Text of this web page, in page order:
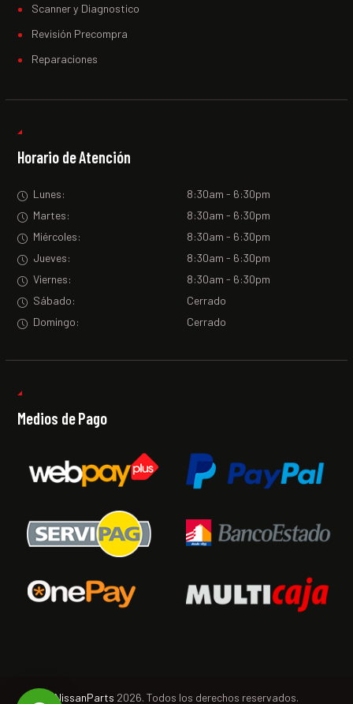
Scanner y Diagnostico
Revisión Precompra
Reparaciones
Horario de Atención
Lunes:
8:30am - 6:30pm
Martes:
8:30am - 6:30pm
Miércoles:
8:30am - 6:30pm
Jueves:
8:30am - 6:30pm
Viernes:
8:30am - 6:30pm
Sábado:
Cerrado
Domingo:
Cerrado
Medios de Pago
NissanParts 2026. Todos los derechos reservados.